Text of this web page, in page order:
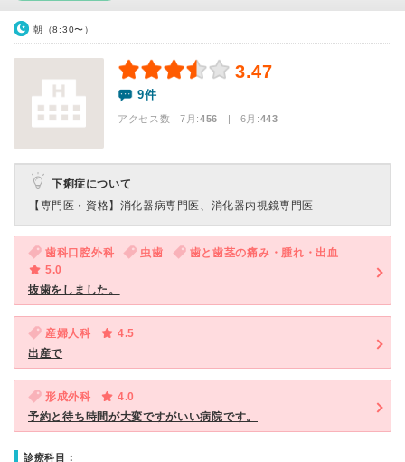
朝（8:30〜）
3.47
9件
アクセス数 7月:456 | 6月:443
下痢症について
【専門医・資格】 消化器病専門医、消化器内視鏡専門医
歯科口腔外科 虫歯
歯と歯茎の痛み・腫れ・出血
5.0
抜歯をしました。
産婦人科
4.5
出産で
形成外科
4.0
予約と待ち時間が大変ですがいい病院です。
診療科目：